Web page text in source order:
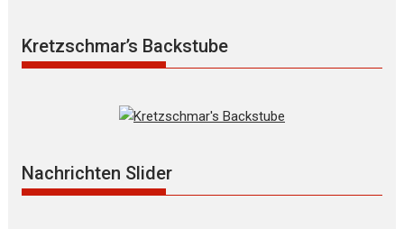
Kretzschmar’s Backstube
Nachrichten Slider